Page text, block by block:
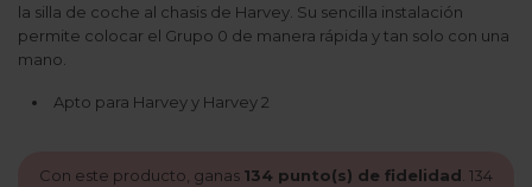
la silla de coche al chasis de Harvey. Su sencilla instalación
permite colocar el Grupo 0 de manera rápida y tan solo con una
mano.
Apto para Harvey y Harvey 2
Con este producto, ganas 134 punto(s) de fidelidad 134